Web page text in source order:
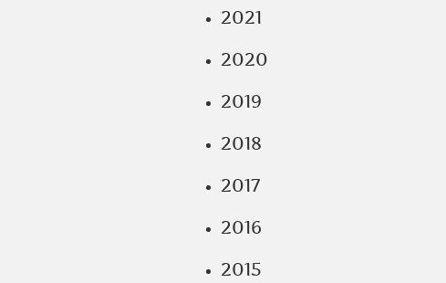
2021
2020
2019
2018
2017
2016
2015